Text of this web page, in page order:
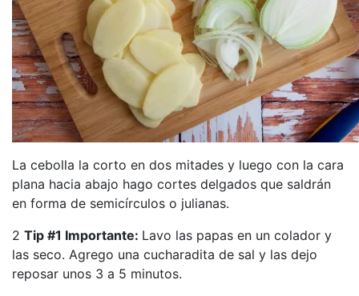
La cebolla la corto en dos mitades y luego con la cara
plana hacia abajo hago cortes delgados que saldrán
en forma de semicírculos o julianas.
2 Tip #1 Importante: Lavo las papas en un colador y
las seco. Agrego una cucharadita de sal y las dejo
reposar unos 3 a 5 minutos.